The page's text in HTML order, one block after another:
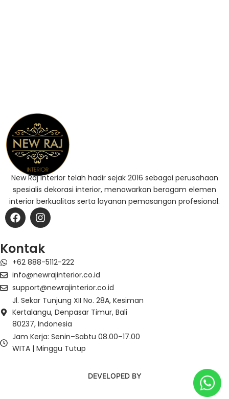
New Raj Interior telah hadir sejak 2016 sebagai perusahaan
spesialis dekorasi interior, menawarkan beragam elemen
interior berkualitas serta layanan pemasangan profesional.
F
a
e
b
o
o
k
I
n
t
a
g
r
a
m
Kontak
+62 888-5112-222
info@newrajinterior.co.id
support@newrajinterior.co.id
Jl. Sekar Tunjung XII No. 28A, Kesiman
Kertalangu, Denpasar Timur, Bali
80237, Indonesia
Jam Kerja: Senin–Sabtu 08.00–17.00
WITA | Minggu Tutup
DEVELOPED BY